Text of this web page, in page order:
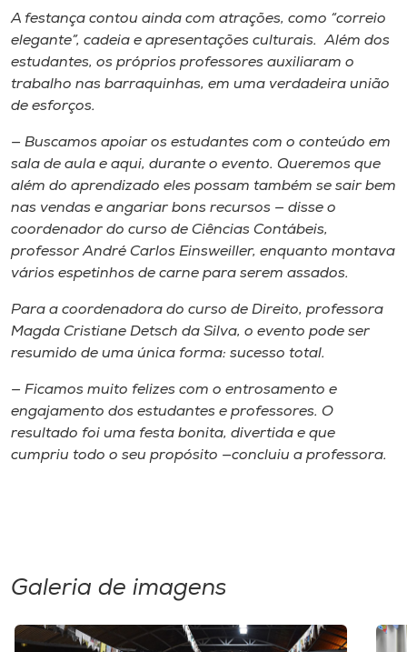
A festança contou ainda com atrações, como “correio
elegante”, cadeia e apresentações culturais. Além dos
estudantes, os próprios professores auxiliaram o
trabalho nas barraquinhas, em uma verdadeira união
de esforços.
— Buscamos apoiar os estudantes com o conteúdo em
sala de aula e aqui, durante o evento. Queremos que
além do aprendizado eles possam também se sair bem
nas vendas e angariar bons recursos — disse o
coordenador do curso de Ciências Contábeis,
professor André Carlos Einsweiller, enquanto montava
vários espetinhos de carne para serem assados.
Para a coordenadora do curso de Direito, professora
Magda Cristiane Detsch da Silva, o evento pode ser
resumido de uma única forma: sucesso total.
— Ficamos muito felizes com o entrosamento e
engajamento dos estudantes e professores. O
resultado foi uma festa bonita, divertida e que
cumpriu todo o seu propósito —concluiu a professora.
Galeria de imagens